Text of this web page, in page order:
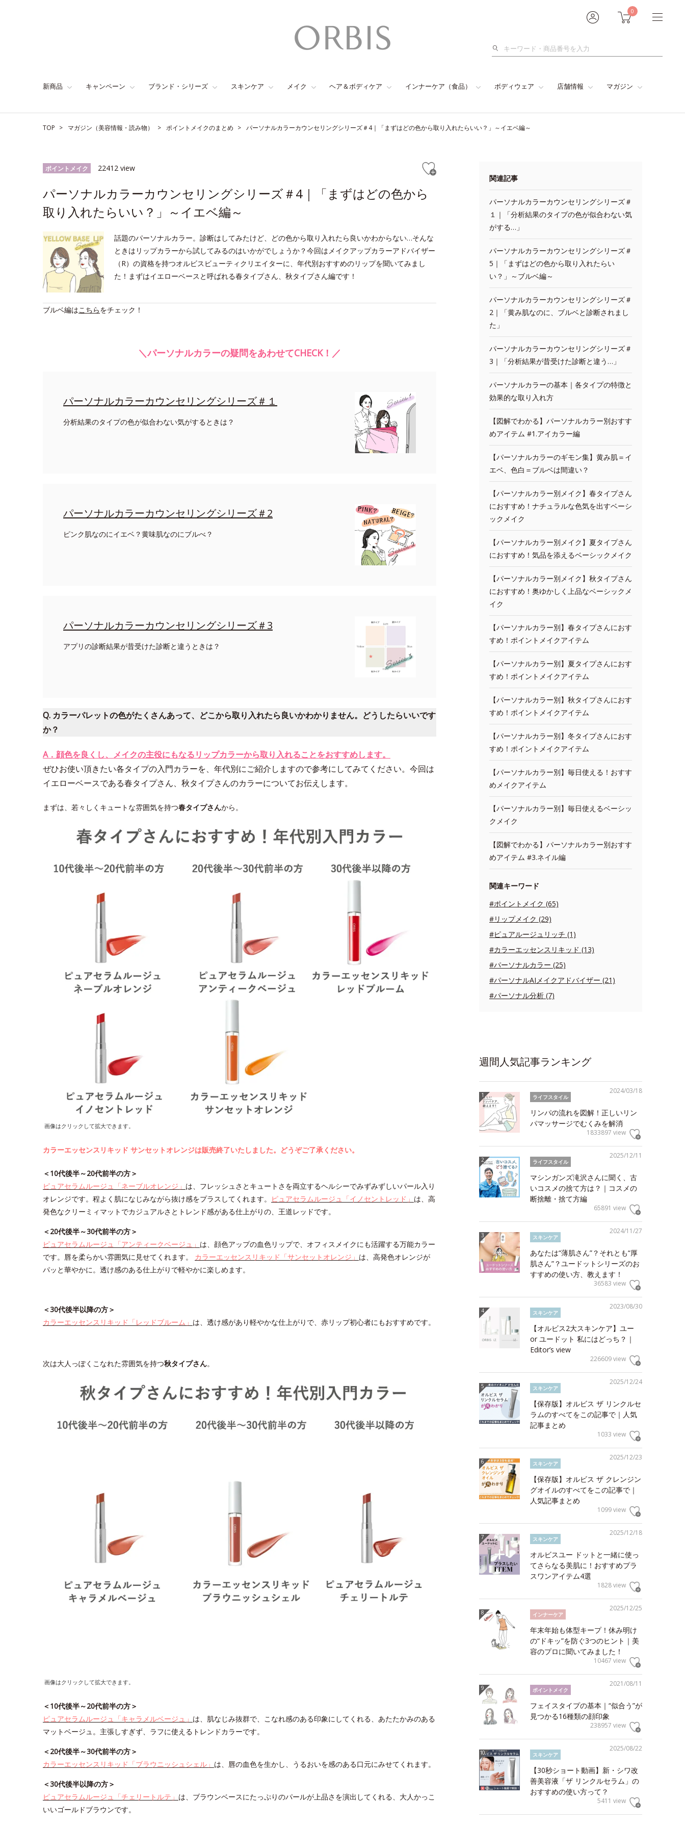
0
検
新商品 キャンペーン ブランド・シリーズ スキンケア メイク ヘア＆ボディケア インナーケア（食品） ボディウェア 店舗情報 マガジン
TOP マガジン（美容情報・読み物） ポイントメイクのまとめ パーソナルカラーカウンセリングシリーズ＃4｜「まずはどの色から取り入れたらいい？」～イエベ編～
ポイントメイク 22412 view
パーソナルカラーカウンセリングシリーズ＃4｜「まずはどの色から
取り入れたらいい？」～イエベ編～
話題のパーソナルカラー。診断はしてみたけど、どの色から取り入れたら良いかわからない…そんな
ときはリップカラーから試してみるのはいかがでしょうか？今回はメイクアップカラーアドバイザー
（R）の資格を持つオルビスビューティクリエイターに、年代別おすすめのリップを聞いてみまし
た！まずはイエローベースと呼ばれる春タイプさん、秋タイプさん編です！
ブルベ編はこちらをチェック！
＼パーソナルカラーの疑問をあわせてCHECK！／
パーソナルカラーカウンセリングシリーズ＃１
分析結果のタイプの色が似合わない気がするときは？
パーソナルカラーカウンセリングシリーズ＃2
ピンク肌なのにイエベ？黄味肌なのにブルべ？
パーソナルカラーカウンセリングシリーズ＃3
アプリの診断結果が昔受けた診断と違うときは？
Q. カラーパレットの色がたくさんあって、どこから取り入れたら良いかわかりません。どうしたらいいです
か？
A．顔色を良くし、メイクの主役にもなるリップカラーから取り入れることをおすすめします。
ぜひお使い頂きたい各タイプの入門カラーを、年代別にご紹介しますので参考にしてみてください。今回は
イエローベースである春タイプさん、秋タイプさんのカラーについてお伝えします。
まずは、若々しくキュートな雰囲気を持つ春タイプさんから。
画像はクリックして拡大できます。
カラーエッセンスリキッド サンセットオレンジは販売終了いたしました。どうぞご了承ください。
＜10代後半～20代前半の方＞
ピュアセラムルージュ「ネーブルオレンジ」 は、フレッシュさとキュートさを両立するヘルシーでみずみずしいパール入り
オレンジです。程よく肌になじみながら抜け感をプラスしてくれます。 ピュアセラムルージュ「イノセントレッド」 は、高
発色なクリーミィマットでカジュアルさとトレンド感がある仕上がりの、王道レッドです。
＜20代後半～30代前半の方＞
ピュアセラムルージュ「アンティークベージュ」 は、顔色アップの血色リップで、オフィスメイクにも活躍する万能カラー
です。唇を柔らかい雰囲気に見せてくれます。 カラーエッセンスリキッド「サンセットオレンジ」 は、高発色オレンジが
パッと華やかに。透け感のある仕上がりで軽やかに楽しめます。
＜30代後半以降の方＞
カラーエッセンスリキッド「レッドブルーム」 は、透け感があり軽やかな仕上がりで、赤リップ初心者にもおすすめです。
次は大人っぽくこなれた雰囲気を持つ秋タイプさん。
画像はクリックして拡大できます。
＜10代後半～20代前半の方＞
ピュアセラムルージュ「キャラメルベージュ」 は、肌なじみ抜群で、こなれ感のある印象にしてくれる、あたたかみのある
マットベージュ。主張しすぎず、ラフに使えるトレンドカラーです。
＜20代後半～30代前半の方＞
カラーエッセンスリキッド「ブラウニッシュシェル」 は、唇の血色を生かし、うるおいを感のある口元にみせてくれます。
＜30代後半以降の方＞
ピュアセラムルージュ「チェリートルテ」 は、ブラウンベースにたっぷりのパールが上品さを演出してくれる、大人かっこ
いいゴールドブラウンです。
関連記事
パーソナルカラーカウンセリングシリーズ＃
１｜「分析結果のタイプの色が似合わない気
がする…」
パーソナルカラーカウンセリングシリーズ＃
5｜「まずはどの色から取り入れたらい
い？」～ブルベ編～
パーソナルカラーカウンセリングシリーズ＃
2｜「黄み肌なのに、ブルベと診断されまし
た」
パーソナルカラーカウンセリングシリーズ＃
3｜「分析結果が昔受けた診断と違う…」
パーソナルカラーの基本｜各タイプの特徴と
効果的な取り入れ方
【図解でわかる】パーソナルカラー別おすす
めアイテム #1.アイカラー編
【パーソナルカラーのギモン集】黄み肌＝イ
エベ、色白＝ブルベは間違い？
【パーソナルカラー別メイク】春タイプさん
におすすめ！ナチュラルな色気を出すベーシ
ックメイク
【パーソナルカラー別メイク】夏タイプさん
におすすめ！気品を添えるベーシックメイク
【パーソナルカラー別メイク】秋タイプさん
におすすめ！奥ゆかしく上品なベーシックメ
イク
【パーソナルカラー別】春タイプさんにおす
すめ！ポイントメイクアイテム
【パーソナルカラー別】夏タイプさんにおす
すめ！ポイントメイクアイテム
【パーソナルカラー別】秋タイプさんにおす
すめ！ポイントメイクアイテム
【パーソナルカラー別】冬タイプさんにおす
すめ！ポイントメイクアイテム
【パーソナルカラー別】毎日使える！おすす
めメイクアイテム
【パーソナルカラー別】毎日使えるベーシッ
クメイク
【図解でわかる】パーソナルカラー別おすす
めアイテム #3.ネイル編
関連キーワード
#ポイントメイク (65)
#リップメイク (29)
#ピュアルージュリッチ (1)
#カラーエッセンスリキッド (13)
#パーソナルカラー (25)
#パーソナルAIメイクアドバイザー (21)
#パーソナル分析 (7)
週間人気記事ランキング
2024/03/18
ライフスタイル
リンパの流れを図解！正しいリン
パマッサージでむくみを解消
1833897 view
2025/12/11
ライフスタイル
マシンガンズ滝沢さんに聞く、古
いコスメの捨て方は？｜コスメの
断捨離・捨て方編
65891 view
2024/11/27
スキンケア
あなたは“薄肌さん”？それとも“厚
肌さん”？ユードットシリーズのお
すすめの使い方、教えます！
36583 view
2023/08/30
スキンケア
【オルビス2大スキンケア】ユー
or ユードット 私にはどっち？｜
Editor’s view
226609 view
2025/12/24
スキンケア
【保存版】オルビス ザ リンクルセ
ラムのすべてをこの記事で｜人気
記事まとめ
1033 view
2025/12/23
スキンケア
【保存版】オルビス ザ クレンジン
グオイルのすべてをこの記事で｜
人気記事まとめ
1099 view
2025/12/18
スキンケア
オルビスユー ドットと一緒に使っ
てさらなる美肌に！おすすめプラ
スワンアイテム4選
1828 view
2025/12/25
インナーケア
年末年始も体型キープ！休み明け
の“ドキッ”を防ぐ3つのヒント｜美
容のプロに聞いてみました！
10467 view
2021/08/11
ポイントメイク
フェイスタイプの基本｜“似合う”が
見つかる16種類の顔印象
238957 view
2025/08/22
スキンケア
【30秒ショート動画】新・シワ改
善美容液「ザ リンクルセラム」の
おすすめの使い方って？
5411 view